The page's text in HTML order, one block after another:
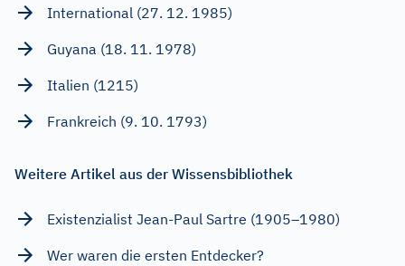
International (27. 12. 1985)
Guyana (18. 11. 1978)
Italien (1215)
Frankreich (9. 10. 1793)
Weitere Artikel aus der Wissensbibliothek
Existenzialist Jean-Paul Sartre (1905–1980)
Wer waren die ersten Entdecker?